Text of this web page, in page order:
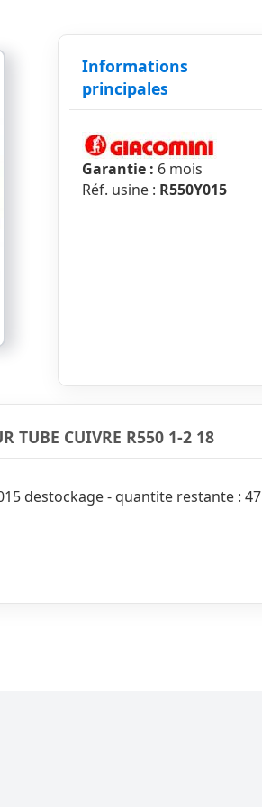
Informations
principales
Garantie : 6 mois
Réf. usine : R550Y015
TUBE CUIVRE R550 1-2 18
destockage - quantite restante : 47